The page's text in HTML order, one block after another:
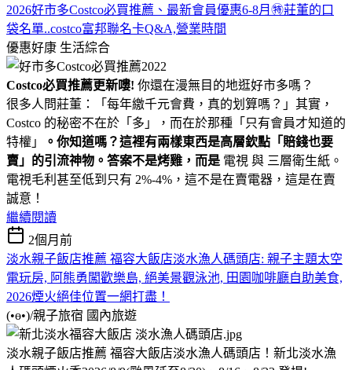
2026好市多Costco必買推薦、最新會員優惠6-8月㊕莊董的口
袋名單..costco富邦聯名卡Q&A,營業時間
優惠好康 生活綜合
Costco必買推薦更新嘍! 你還在漫無目的地逛好市多嗎？
很多人問莊董：「每年繳千元會費，真的划算嗎？」其實，
Costco 的秘密不在於「多」，而在於那種「只有會員才知道的
特權」
。你知道嗎？這裡有兩樣東西是高層欽點「賠錢也要
賣」的引流神物。答案不是烤雞，而是 電視 與 三層衛生紙。
電視毛利甚至低到只有 2%-4%，這不是在賣電器，這是在賣
誠意！
繼續閱讀
2個月前
淡水親子飯店推薦 福容大飯店淡水漁人碼頭店: 親子主題太空
電玩房, 阿熊勇闖歡樂島, 絕美景觀泳池, 田園咖啡廳自助美食,
2026煙火絕佳位置一網打盡！
(•ө•)/親子旅宿 國內旅遊
淡水親子飯店推薦 福容大飯店淡水漁人碼頭店！新北淡水漁